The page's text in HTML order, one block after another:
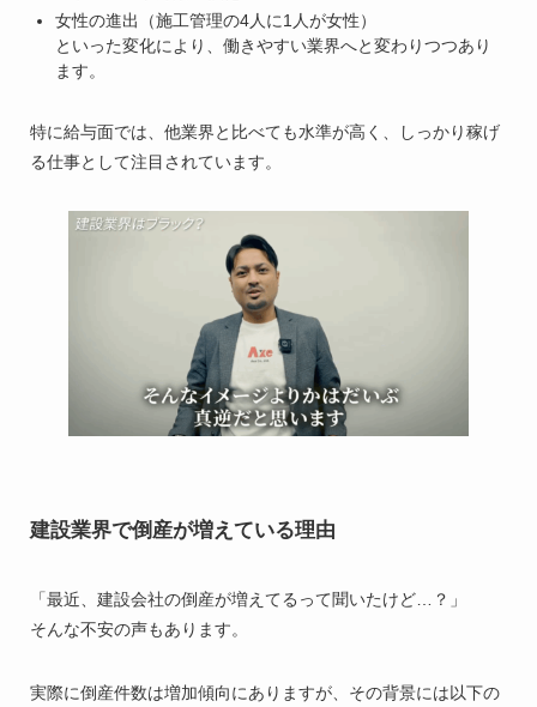
女性の進出（施工管理の4人に1人が女性）
といった変化により、働きやすい業界へと変わりつつあり
ます。
特に給与面では、他業界と比べても水準が高く、しっかり稼げ
る仕事として注目されています。
建設業界で倒産が増えている理由
「最近、建設会社の倒産が増えてるって聞いたけど…？」
そんな不安の声もあります。
実際に倒産件数は増加傾向にありますが、その背景には以下の